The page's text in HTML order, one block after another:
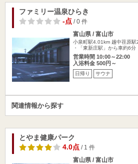
ファミリー温泉ひらき
-点/ 0 件
富山県 / 富山市
小泉町駅4.01km 越中荏原
・「東新庄駅」から車約6
営業時間 10:00～22:00
入浴料金 500円～
日帰り サウナ
関連情報から探す
とやま健康パーク
4.0点/ 1 件
富山県 / 富山市